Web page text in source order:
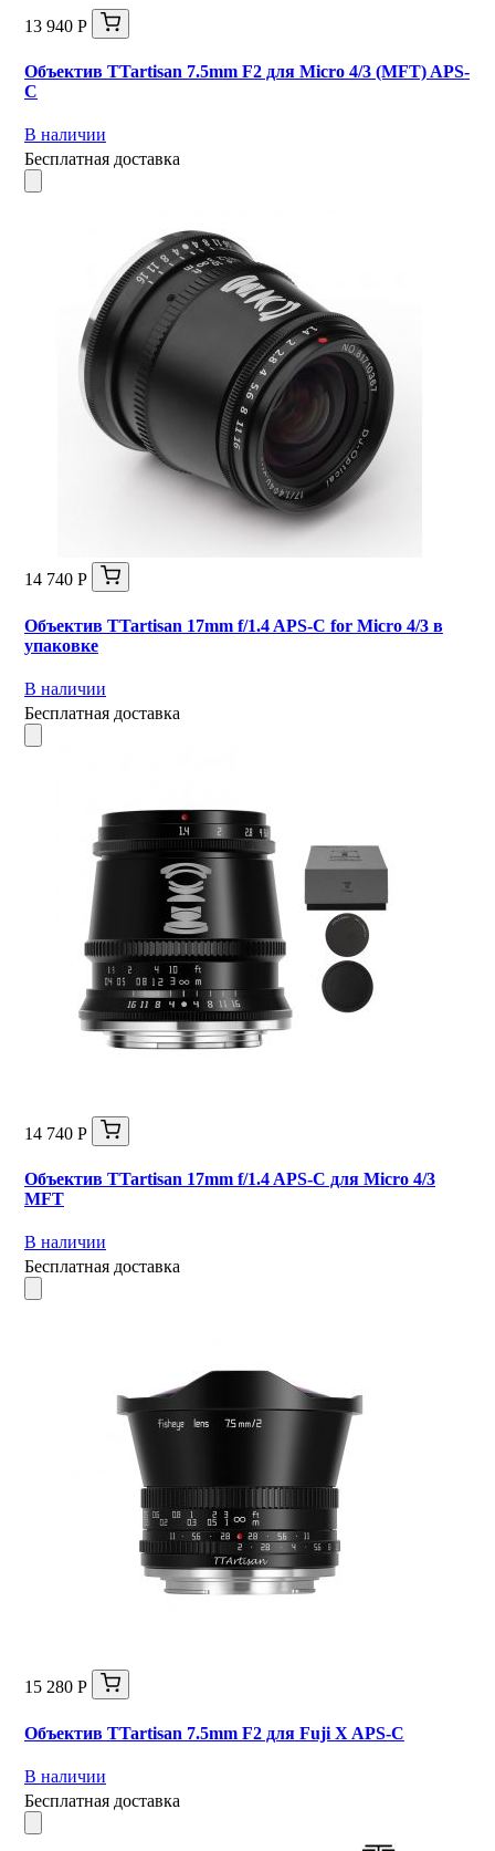
13 940 Р
Объектив TTartisan 7.5mm F2 для Micro 4/3 (MFT) APS-
C
В наличии
Бесплатная доставка
14 740 Р
Объектив TTartisan 17mm f/1.4 APS-C for Micro 4/3 в
упаковке
В наличии
Бесплатная доставка
14 740 Р
Объектив TTartisan 17mm f/1.4 APS-C для Micro 4/3
MFT
В наличии
Бесплатная доставка
15 280 Р
Объектив TTartisan 7.5mm F2 для Fuji X APS-C
В наличии
Бесплатная доставка